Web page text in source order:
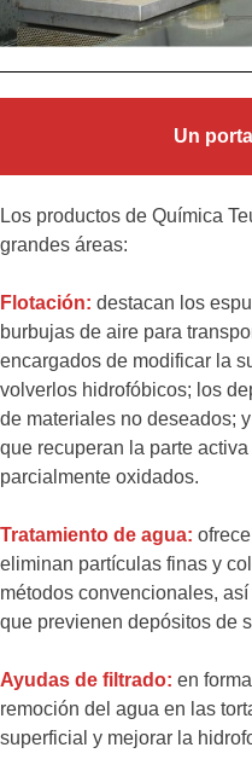
Un
Los productos de Química
grandes áreas:
Flotación: destacan los
burbujas de aire para
encargados de modificar la
volverlos hidrofóbicos; los
de materiales no deseados;
que recuperan la parte
parcialmente oxidados.
Tratamiento de agua:
eliminan partículas finas y
métodos convencionales,
que previenen depósitos de
Ayudas de filtrado: en
remoción del agua en las
superficial y mejorar la